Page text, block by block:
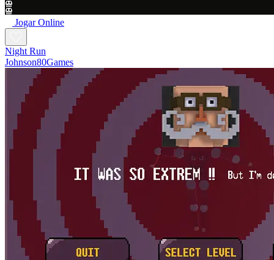
Jogar Online
Night Run
Johnson80Games